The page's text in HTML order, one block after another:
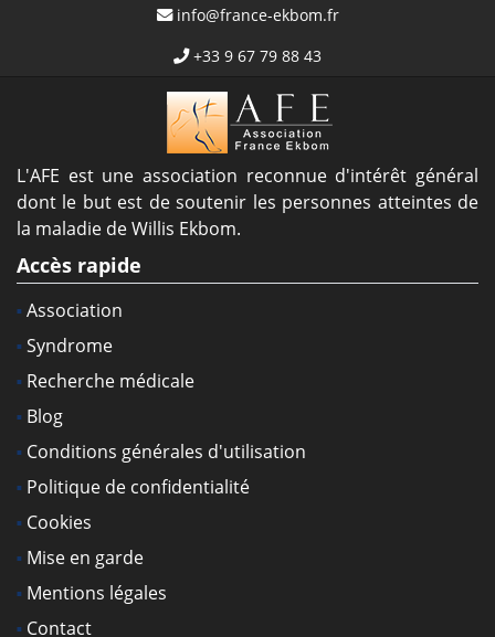
info@france-ekbom.fr
+33 9 67 79 88 43
L'AFE est une association reconnue d'intérêt général
dont le but est de soutenir les personnes atteintes de
la maladie de Willis Ekbom.
Accès rapide
Association
Syndrome
Recherche médicale
Blog
Conditions générales d'utilisation
Politique de confidentialité
Cookies
Mise en garde
Mentions légales
Contact